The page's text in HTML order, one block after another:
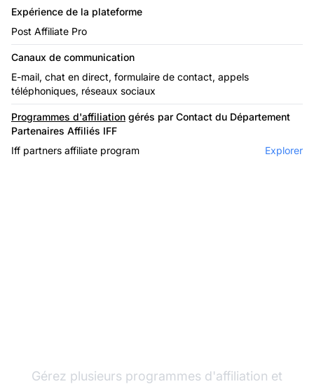
Expérience de la plateforme
Post Affiliate Pro
Canaux de communication
E-mail, chat en direct, formulaire de contact, appels
téléphoniques, réseaux sociaux
Programmes d'affiliation gérés par Contact du Département
Partenaires Affiliés IFF
Iff partners affiliate program
Explorer
Gérez plusieurs programmes d'affiliation et